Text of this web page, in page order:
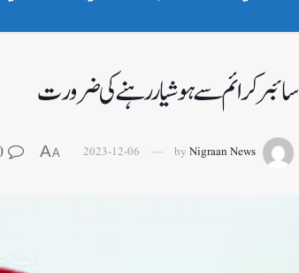
سائبر کرائم سے ہوشیار رہنے کی ضرورت
by Nigraan News
2023-12-06
A
A